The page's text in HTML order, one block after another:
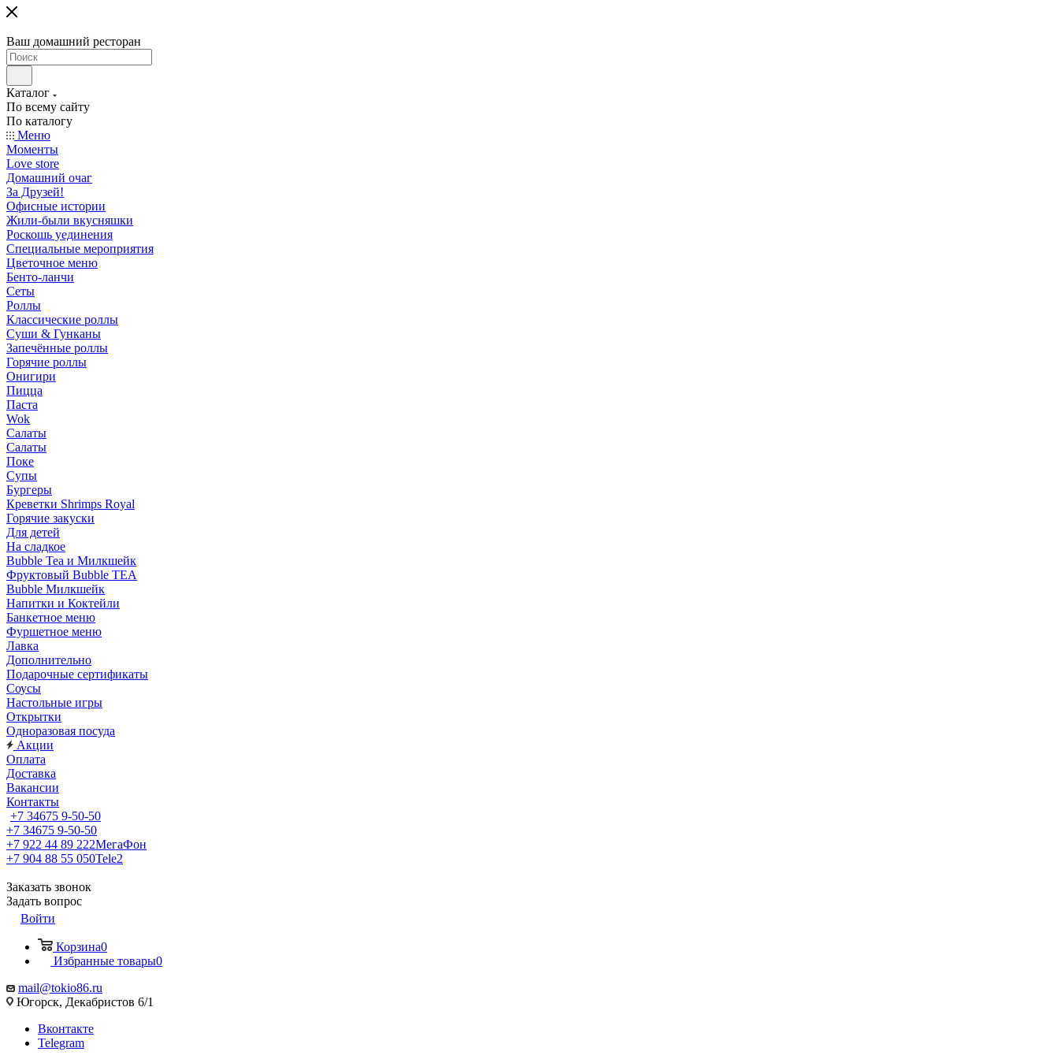
Ваш домашний ресторан
Каталог
По всему сайту
По каталогу
Меню
Моменты
Love store
Домашний очаг
За Друзей!
Офисные истории
Жили-были вкусняшки
Роскошь уединения
Специальные мероприятия
Цветочное меню
Бенто-ланчи
Сеты
Роллы
Классические роллы
Суши & Гунканы
Запечённые роллы
Горячие роллы
Онигири
Пицца
Паста
Wok
Салаты
Салаты
Поке
Супы
Бургеры
Креветки Shrimps Royal
Горячие закуски
Для детей
На сладкое
Bubble Tea и Милкшейк
Фруктовый Bubble TEA
Bubble Милкшейк
Напитки и Коктейли
Банкетное меню
Фуршетное меню
Лавка
Дополнительно
Подарочные сертификаты
Соусы
Настольные игры
Открытки
Одноразовая посуда
Акции
Оплата
Доставка
Вакансии
Контакты
+7 34675 9-50-50
+7 34675 9-50-50
+7 922 44 89 222МегаФон
+7 904 88 55 050Tele2
Заказать звонок
Задать вопрос
Войти
Корзина0
Избранные товары0
mail@tokio86.ru
Югорск, Декабристов 6/1
Вконтакте
Telegram